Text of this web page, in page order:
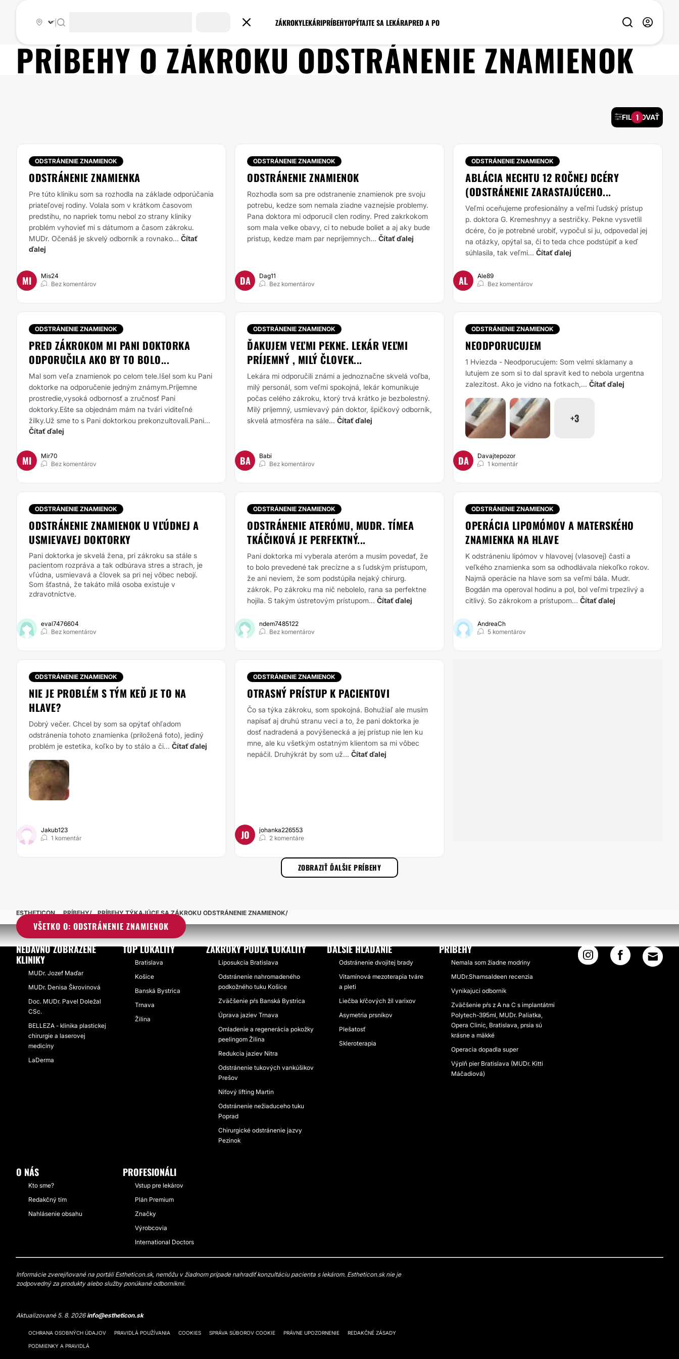
ZÁKROKYLEKÁRIPRÍBEHYOPÝTAJTE SA LEKÁRAPRED A PO
PRÍBEHY O ZÁKROKUODSTRÁNENIE ZNAMIENOK
FILTROVAŤ
1
ODSTRÁNENIE ZNAMIENOK
ODSTRÁNENIE ZNAMIENKA
Pre túto kliniku som sa rozhodla na základe odporúčania
priateľovej rodiny. Volala som v krátkom časovom
predstihu, no napriek tomu nebol zo strany kliniky
problém vyhovieť mi s dátumom a časom zákroku.
MUDr. Očenáš je skvelý odborník a rovnako... Čítať
ďalej
MI
Mis24
Bez komentárov
ODSTRÁNENIE ZNAMIENOK
ODSTRÁNENIE ZNAMIENOK
Rozhodla som sa pre odstranenie znamienok pre svoju
potrebu, kedze som nemala ziadne vaznejsie problemy.
Pana doktora mi odporucil clen rodiny. Pred zakrkokom
som mala velke obavy, ci to nebude boliet a aj aky bude
pristup, kedze mam par neprijemnych... Čítať ďalej
DA
Dag11
Bez komentárov
ODSTRÁNENIE ZNAMIENOK
ABLÁCIA NECHTU 12 ROČNEJ DCÉRY
(ODSTRÁNENIE ZARASTAJÚCEHO...
Veľmi oceňujeme profesionálny a veľmi ľudský prístup
p. doktora G. Kremeshnyy a sestričky. Pekne vysvetlil
dcére, čo je potrebné urobiť, vypočul si ju, odpovedal jej
na otázky, opýtal sa, či to teda chce podstúpiť a keď
súhlasila, tak veľmi... Čítať ďalej
AL
Ale89
Bez komentárov
ODSTRÁNENIE ZNAMIENOK
PRED ZÁKROKOM MI PANI DOKTORKA
ODPORUČILA AKO BY TO BOLO...
Mal som veľa znamienok po celom tele.Išel som ku Pani
doktorke na odporučenie jedným známym.Príjemne
prostredie,vysoká odbornosť a zručnosť Pani
doktorky.Ešte sa objednám mám na tvári viditeľné
žilky.Už sme to s Pani doktorkou prekonzultovali.Pani...
Čítať ďalej
MI
Mir70
Bez komentárov
ODSTRÁNENIE ZNAMIENOK
ĎAKUJEM VEĽMI PEKNE. LEKÁR VEĽMI
PRÍJEMNÝ , MILÝ ČLOVEK...
Lekára mi odporučili známi a jednoznačne skvelá voľba,
milý personál, som veľmi spokojná, lekár komunikuje
počas celého zákroku, ktorý trvá krátko je bezbolestný.
Milý príjemný, usmievavý pán doktor, špičkový odborník,
skvelá atmosféra na sále... Čítať ďalej
BA
Babi
Bez komentárov
ODSTRÁNENIE ZNAMIENOK
NEODPORUCUJEM
1 Hviezda - Neodporucujem: Som velmi sklamany a
lutujem ze som si to dal spravit ked to nebola urgentna
zalezitost. Ako je vidno na fotkach,... Čítať ďalej
+3
DA
Davajtepozor
1 komentár
ODSTRÁNENIE ZNAMIENOK
ODSTRÁNENIE ZNAMIENOK U VĽÚDNEJ A
USMIEVAVEJ DOKTORKY
Pani doktorka je skvelá žena, pri zákroku sa stále s
pacientom rozpráva a tak odbúrava stres a strach, je
vľúdna, usmievavá a človek sa pri nej vôbec nebojí.
Som šťastná, že takáto milá osoba existuje v
zdravotníctve.
eval7476604
Bez komentárov
ODSTRÁNENIE ZNAMIENOK
ODSTRÁNENIE ATERÓMU, MUDR. TÍMEA
TKÁČIKOVÁ JE PERFEKTNÝ...
Pani doktorka mi vyberala ateróm a musím povedať, že
to bolo prevedené tak precízne a s ľudským prístupom,
že ani neviem, že som podstúpila nejaký chirurg.
zákrok. Po zákroku ma nič nebolelo, rana sa perfektne
hojila. S takým ústretovým prístupom... Čítať ďalej
ndem7485122
Bez komentárov
ODSTRÁNENIE ZNAMIENOK
OPERÁCIA LIPOMÓMOV A MATERSKÉHO
ZNAMIENKA NA HLAVE
K odstráneniu lipómov v hlavovej (vlasovej) časti a
veľkého znamienka som sa odhodlávala niekoľko rokov.
Najmä operácie na hlave som sa veľmi bála. Mudr.
Bogdán ma operoval hodinu a pol, bol veľmi trpezlivý a
citlivý. So zákrokom a prístupom... Čítať ďalej
AndreaCh
5 komentárov
ODSTRÁNENIE ZNAMIENOK
NIE JE PROBLÉM S TÝM KEĎ JE TO NA
HLAVE?
Dobrý večer. Chcel by som sa opýtať ohľadom
odstránenia tohoto znamienka (priložená foto), jediný
problém je estetika, koľko by to stálo a či... Čítať ďalej
Jakub123
1 komentár
ODSTRÁNENIE ZNAMIENOK
OTRASNÝ PRÍSTUP K PACIENTOVI
Čo sa týka zákroku, som spokojná. Bohužiaľ ale musím
napísať aj druhú stranu veci a to, že pani doktorka je
dosť nadradená a povýšenecká a jej prístup nie len ku
mne, ale ku všetkým ostatným klientom sa mi vôbec
nepáčil. Druhýkrát by som už... Čítať ďalej
JO
johanka226553
2 komentáre
ZOBRAZIŤ ĎALŠIE PRÍBEHY
VŠETKO O: ODSTRÁNENIE ZNAMIENOK
ESTHETICON PRÍBEHY PRÍBEHY TÝKAJÚCE SA ZÁKROKU ODSTRÁNENIE ZNAMIENOK
NEDÁVNO ZOBRAZENÉ
KLINIKY
MUDr. Jozef Maďar
MUDr. Denisa Škrovinová
Doc. MUDr. Pavel Doležal
CSc.
BELLEZA - klinika plastickej
chirurgie a laserovej
medicíny
LaDerma
TOP LOKALITY
Bratislava
Košice
Banská Bystrica
Trnava
Žilina
ZÁKROKY PODĽA LOKALITY
Liposukcia Bratislava
Odstránenie nahromadeného
podkožného tuku Košice
Zväčšenie pŕs Banská Bystrica
Úprava jaziev Trnava
Omladenie a regenerácia pokožky
peelingom Žilina
Redukcia jaziev Nitra
Odstránenie tukových vankúšikov
Prešov
Niťový lifting Martin
Odstránenie nežiaduceho tuku
Poprad
Chirurgické odstránenie jazvy
Pezinok
ĎALŠIE HĽADANIE
Odstránenie dvojitej brady
Vitamínová mezoterapia tváre
a pleti
Liečba kŕčových žíl varixov
Asymetria prsníkov
Plešatosť
Skleroterapia
PRÍBEHY
Nemala som žiadne modriny
MUDr.Shamsaldeen recenzia
Vynikajuci odbornik
Zväčšenie pŕs z A na C s implantátmi
Polytech-395ml, MUDr. Paliatka,
Opera Clinic, Bratislava, prsia sú
krásne a mäkké
Operacia dopadla super
Výplň pier Bratislava (MUDr. Kitti
Máčadiová)
O NÁS
Kto sme?
Redakčný tím
Nahlásenie obsahu
PROFESIONÁLI
Vstup pre lekárov
Plán Premium
Značky
Výrobcovia
International Doctors
Informácie zverejňované na portáli Estheticon.sk, nemôžu v žiadnom prípade nahradiť konzultáciu pacienta s lekárom. Estheticon.sk nie je
zodpovedný za produkty alebo služby ponúkané odborníkmi.
Aktualizované 5. 8. 2026info@estheticon.sk
OCHRANA OSOBNÝCH ÚDAJOV PRAVIDLÁ POUŽÍVANIA COOKIES SPRÁVA SÚBOROV COOKIE PRÁVNE UPOZORNENIE REDAKČNÉ ZÁSADY
PODMIENKY A PRAVIDLÁ